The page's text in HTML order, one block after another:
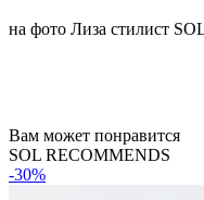
на фото Лиза стилист
Вам может понравится
SOL RECOMMENDS
-30%